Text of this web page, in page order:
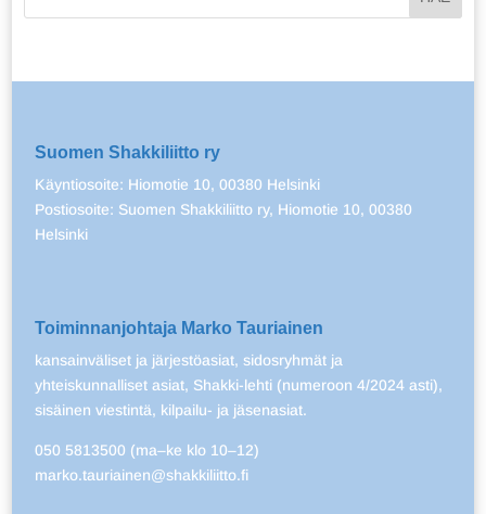
Suomen Shakkiliitto ry
Käyntiosoite: Hiomotie 10, 00380 Helsinki
Postiosoite: Suomen Shakkiliitto ry, Hiomotie 10, 00380
Helsinki
Toiminnanjohtaja Marko Tauriainen
kansainväliset ja järjestöasiat, sidosryhmät ja
yhteiskunnalliset asiat, Shakki-lehti (numeroon 4/2024 asti),
sisäinen viestintä, kilpailu- ja jäsenasiat.
050 5813500 (ma–ke klo 10–12)
marko.tauriainen@shakkiliitto.fi